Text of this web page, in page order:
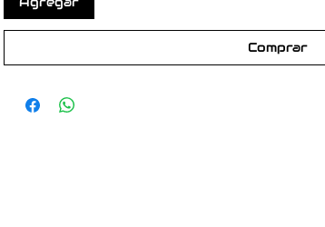
Comprar